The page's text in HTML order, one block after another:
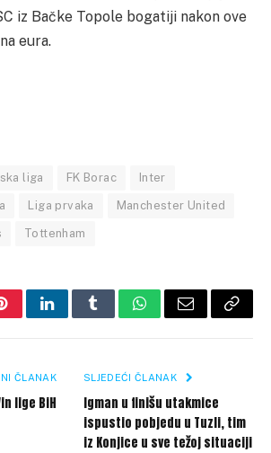
iz Bačke Topole bogatiji nakon ove
eura.
liga FK Borac Inter
Liga prvaka Manchester United
Tottenham
PinterestLinkedInTumblrWhatsApp
Email Copy
ČLANAK
lige BiH
SLJEDEĆI ČLANAK
Igman u finišu utakmice
ispustio pobjedu u Tuzli, tim
iz Konjice u sve težoj situaciji